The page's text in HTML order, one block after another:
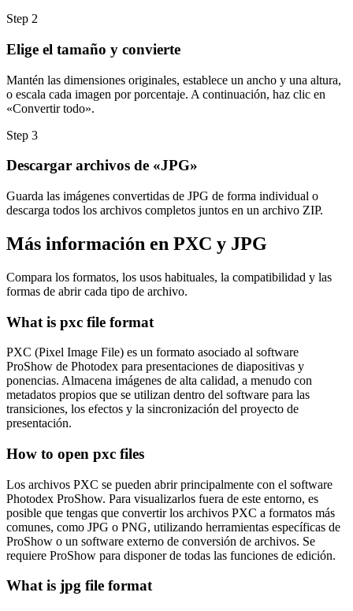
Step 2
Elige el tamaño y convierte
Mantén las dimensiones originales, establece un ancho y una altura,
o escala cada imagen por porcentaje. A continuación, haz clic en
«Convertir todo».
Step 3
Descargar archivos de «JPG»
Guarda las imágenes convertidas de JPG de forma individual o
descarga todos los archivos completos juntos en un archivo ZIP.
Más información en PXC y JPG
Compara los formatos, los usos habituales, la compatibilidad y las
formas de abrir cada tipo de archivo.
What is pxc file format
PXC (Pixel Image File) es un formato asociado al software
ProShow de Photodex para presentaciones de diapositivas y
ponencias. Almacena imágenes de alta calidad, a menudo con
metadatos propios que se utilizan dentro del software para las
transiciones, los efectos y la sincronización del proyecto de
presentación.
How to open pxc files
Los archivos PXC se pueden abrir principalmente con el software
Photodex ProShow. Para visualizarlos fuera de este entorno, es
posible que tengas que convertir los archivos PXC a formatos más
comunes, como JPG o PNG, utilizando herramientas específicas de
ProShow o un software externo de conversión de archivos. Se
requiere ProShow para disponer de todas las funciones de edición.
What is jpg file format